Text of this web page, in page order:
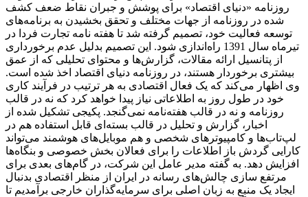
روزنامه «دنیای اقتصاد» برای پوشش و جبران نقاط ضعف کشف
شده در روزنامه از جهات مختلف و تحقق بخشیدن به برنامه‌های
توسعه فعالیت خود، تصمیم گرفته شد تا هفته نامه تجارت فردا در
تیرماه سال 1391 راه‌اندازی شود. این تصمیم بدلیل عدم برخورداری
از پتانسیل ارائه مقالات، گزارش‌ها و محتوای تحلیلی که از عمق
بیشتری برخوردار هستند، در روزنامه دنیای اقتصاد اخذ شده است.
وی اظهار می‌کند که یک فعال اقتصادی به هر ترتیب در فرآیند کاری
خود در طول روز به اطلاعاتی نیاز پیدا خواهد کرد که نه در قالب
روزنامه و نه در قالب هفته‌نامه نمی‌گنجد. پکیجی تشکیل شده از
اخبار، گزارش و تحلیل در قالب بسته‌ای قابل استفاده هم در
لپ‌تاب‌ها و کامپیوترهای شخصی و هم موبایل‌های هوشمند می‌تواند
کارایی گردش باز اطلاعات را برای فعالان بخش خصوصی و بنگاه‌ها
افزایش دهد. به گفته مدیر عامل این شرکت، در گام‌های بعدی برای
مرتفع سازی چالش‌های رسانه در ایران از منظر اقتصادی بدنبال
ایجاد یک منبع به زبان اصلی برای سرمایه‌گذاران خارجی برآمدیم تا